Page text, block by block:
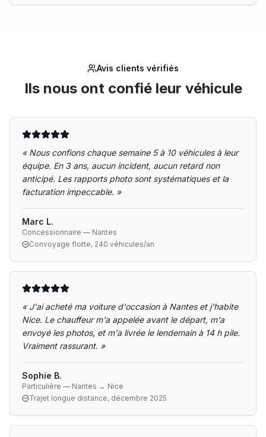
Avis clients vérifiés
Ils nous ont confié leur véhicule
« Nous confions chaque semaine 5 à 10 véhicules à leur
équipe. En 3 ans, aucun incident, aucun retard non
anticipé. Les rapports photo sont systématiques et la
facturation impeccable. »
Marc L.
Concessionnaire — Nantes
Convoyage flotte, 240 véhicules/an
« J'ai acheté ma voiture d'occasion à Nantes et j'habite
Nice. Le chauffeur m'a appelée avant le départ, m'a
envoyé les photos, et m'a livrée le lendemain à 14 h pile.
Vraiment rassurant. »
Sophie B.
Particulière — Nantes → Nice
Trajet longue distance, décembre 2025